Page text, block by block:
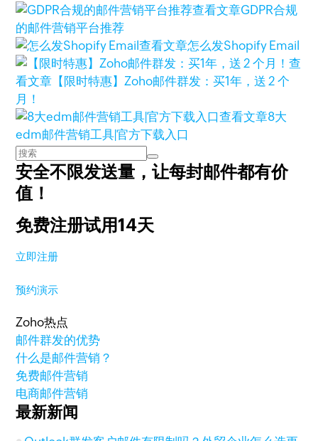
查看文章GDPR合规
的邮件营销平台推荐
查看文章怎么发Shopify Email
查
看文章 【限时特惠】Zoho邮件群发：买1年，送 2 个
月！
查看文章8大
edm邮件营销工具|官方下载入口
安全不限发送量，让每封邮件都有价
值！
免费注册试用14天
立即注册
预约演示
Zoho热点
邮件群发的优势
什么是邮件营销？
免费邮件营销
电商邮件营销
最新新闻